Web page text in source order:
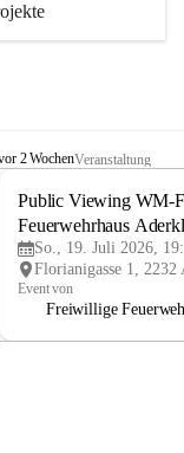
2 WochenVeranstaltung
Public Viewing WM-
Feuerwehrhaus
So., 19. Juli 2026,
Event von
Freiwillige